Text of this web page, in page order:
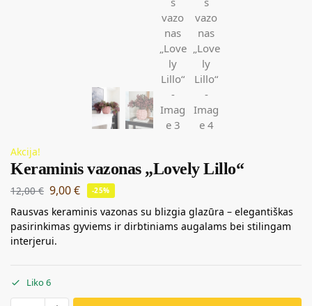
Akcija!
Keraminis vazonas „Lovely Lillo“
12,00€ 9,00€ -25%
Rausvas keraminis vazonas su blizgia glazūra – elegantiškas
pasirinkimas gyviems ir dirbtiniams augalams bei stilingam
interjerui.
Liko 6